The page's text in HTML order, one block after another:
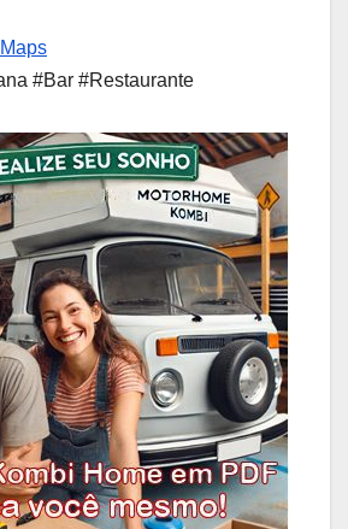
#Bar #Restaurante